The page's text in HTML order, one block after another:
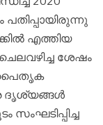
എത്തിയ
ശേഷം
പൈതൃക
ദൃശ്യങ്ങൾ